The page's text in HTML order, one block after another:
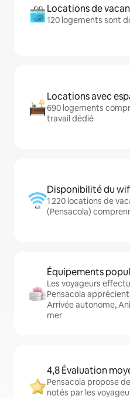
Locations de
120 logements sont
Locations avec
690 logements
travail dédié
Disponibilité du
1 220 locations de
(Pensacola)
Équipements
Les voyageurs
Pensacola
Arrivée autonome,
mer
4,8 Évaluation
Pensacola propose
notés par les